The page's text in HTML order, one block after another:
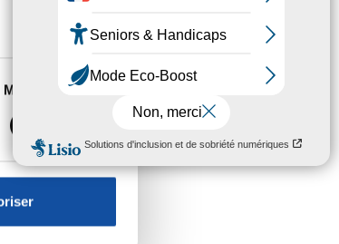
mètres près
à lasection «
les cookies.
Marketing